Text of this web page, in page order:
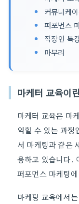
커뮤니케
퍼포먼스
직장인 특
마무리
마케터 교육이
마케터 교육은 마
익힐 수 있는 과정
서 마케팅과 같은
용하고 있습니다.
퍼포먼스 마케팅
마케팅 교육에서